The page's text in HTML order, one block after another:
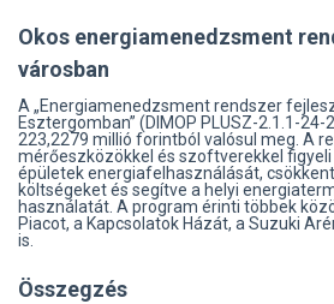
Okos energiamenedzsment
városban
A „Energiamenedzsment rendszer
Esztergomban” (DIMOP PLUSZ-2.1.1-
223,2279 millió forintból valósul meg. A
mérőeszközökkel és szoftverekkel
épületek energiafelhasználását,
költségeket és segítve a helyi
használatát. A program érinti többek
Piacot, a Kapcsolatok Házát, a Suzuki
is.
Összegzés